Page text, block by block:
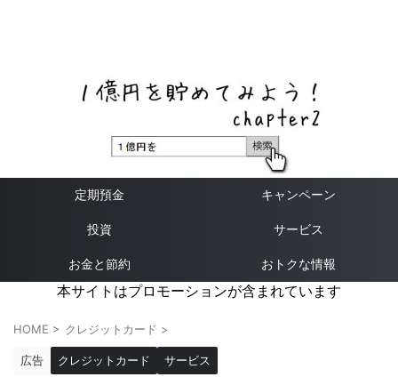
定期預金 キャンペーン
投資 サービス
お金と節約 おトクな情報
本サイトはプロモーションが含まれています
HOME > クレジットカード >
広告 クレジットカード サービス